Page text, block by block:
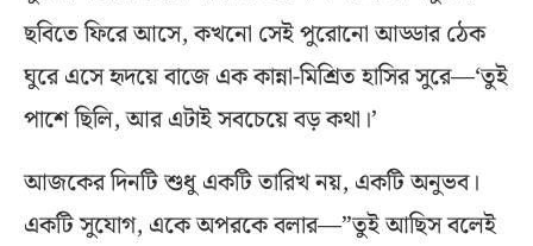
ছবিতে ফিরে আসে, কখনো সেই পুরোনো আড্ডার ঠেক
ঘুরে এসে হৃদয়ে বাজে এক কান্না-মিশ্রিত হাসির সুরে—‘তুই
পাশে ছিলি, আর এটাই সবচেয়ে বড় কথা।’
আজকের দিনটি শুধু একটি তারিখ নয়, একটি অনুভব।
একটি সুযোগ, একে অপরকে বলার—”তুই আছিস বলেই